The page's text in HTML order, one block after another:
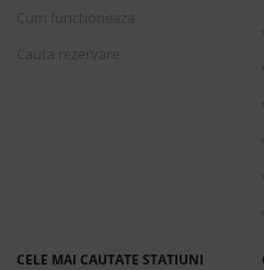
CELE MAI CAUTATE STATIUNI